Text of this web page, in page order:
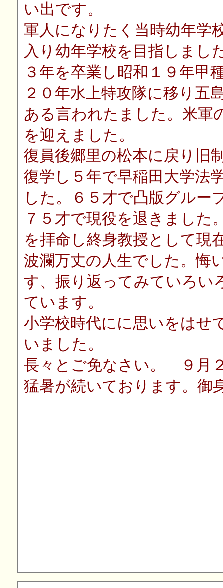
い出です。
軍人になりたく当時幼年学
入り幼年学校を目指しまし
３年を卒業し昭和１９年甲
２０年水上特攻隊に移り五
ある言われたました。米軍
を迎えました。
復員後郷里の松本に戻り旧
復学し５年で早稲田大学法
した。６５才で凸版グルー
７５才で現役を退きました
を拝命し終身教授として現
波瀾万丈の人生でした。悔
す、振り返ってみていろい
ています。
小学校時代にに思いをはせ
いました。
長々とご免なさい。 ９月
猛暑が続いております。御